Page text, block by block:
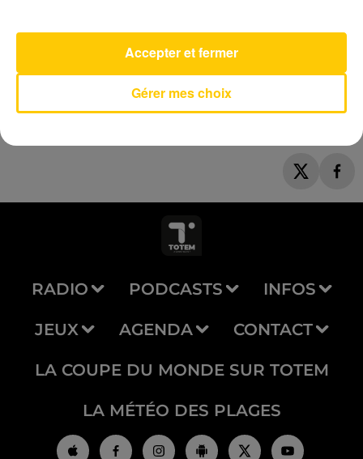
RAZORLIGHT
RADIO PODCASTS INFOS
JEUX AGENDA CONTACT
LA COUPE DU MONDE SUR TOTEM
LA MÉTÉO DES PLAGES
Gérer mes choix
Accepter et fermer